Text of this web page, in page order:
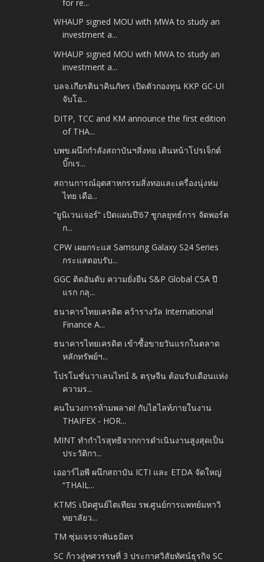
for re...
WHAUP signed MOU with MWA to study an
investment a...
WHAUP signed MOU with MWA to study an
investment a...
บลจ.เกียรตินาคินภัทร เปิดตัวกองทุน KKP GC-UI
จับโอ...
DITP, TCC and KM announce the first edition
of THA...
บพข.ผนึกกำลังสถาบันฯสิ่งทอ เดินหน้าโปรเจ็กต์
บิ๊กเร...
สถานการณ์อุตสาหกรรมสิ่งทอและเครื่องนุ่งห่ม
ไทย เดือ...
“ยูนิเวนเจอร์” เปิดแผนปี’67 ชูกลยุทธ์การ จัดพอร์ต
ก...
CPW เผยกระแส Samsung Galaxy S24 Series
กระแสตอบรับ...
GGC ติดอันดับ ความยั่งยืน S&P Global CSA ปี
แรก กลุ...
ธนาคารไทยเครดิต คว้ารางวัล International
Finance A...
ธนาคารไทยเครดิต เข้าซื้อขายวันแรกในตลาด
หลักทรัพย์ฯ...
โปรโมชั่นวาเลนไทน์ & ตรุษจีน ต้อนรับเดือนแห่ง
ความร...
คนในวงการห้ามพลาด! กับไฮไลท์ภายในงาน
THAIFEX - HOR...
MINT ทำกำไรสุทธิจากการดำเนินงานสูงสุดเป็น
ประวัติกา...
เออาร์ไอพี ผนึกสถาบัน ICTI และ ETDA จัดใหญ่
“THAIL...
KTMS เปิดศูนย์ไตเทียม รพ.ศูนย์การแพทย์มหาวิ
ทยาลัยว...
TM ซุ่มเจรจาพันธมิตร
SC ก้าวสู่ทศวรรษที่ 3 ประกาศวิสัยทัศน์ธุรกิจ SC